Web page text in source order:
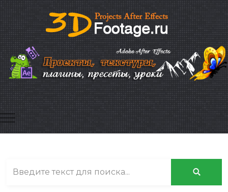
Mobile Menu Toggle